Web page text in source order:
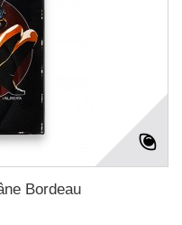
Bordeau